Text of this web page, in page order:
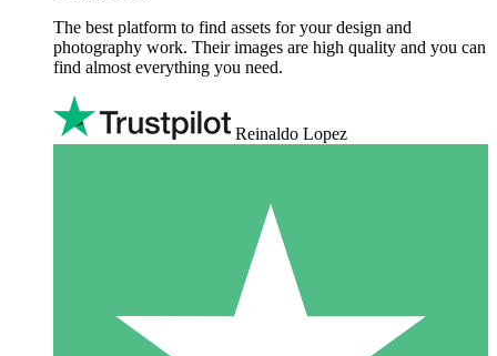
The best platform to find assets for your design and
photography work. Their images are high quality and you can
find almost everything you need.
Reinaldo Lopez